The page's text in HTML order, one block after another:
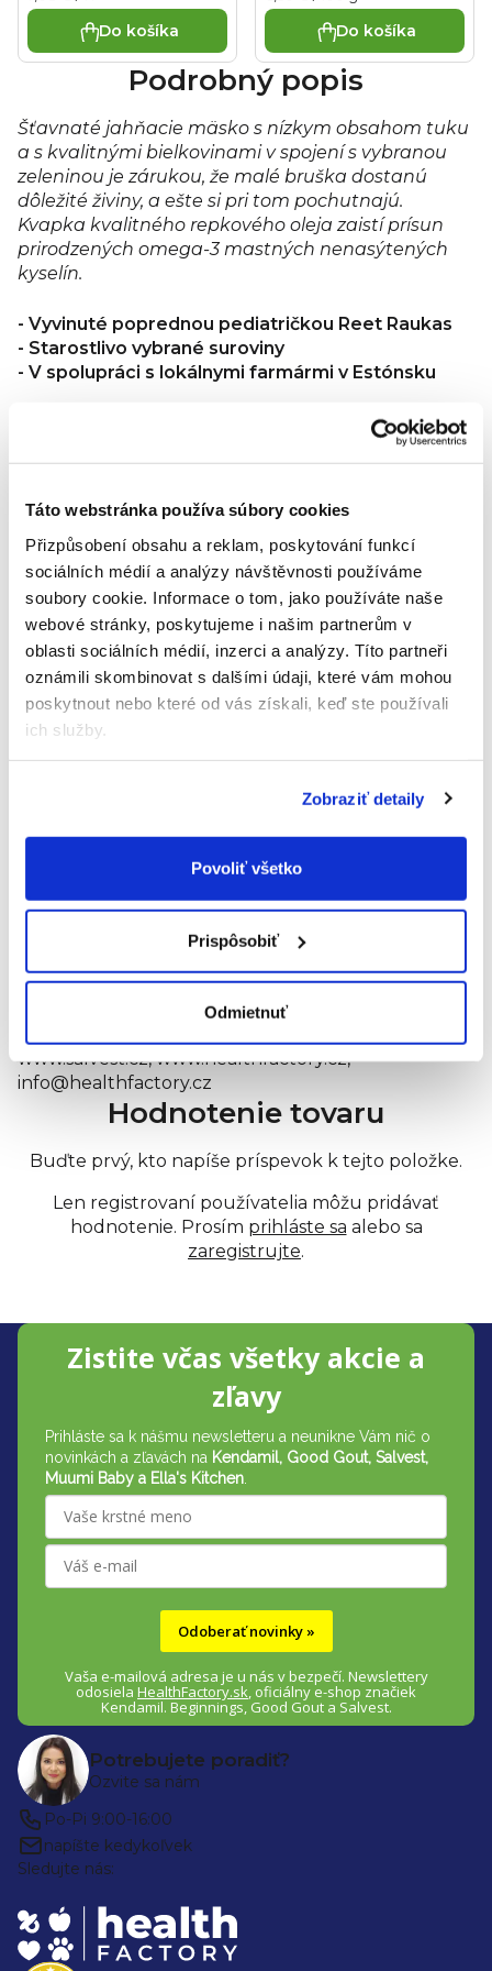
Táto webstránka používa súbory cookies
Přizpůsobení obsahu a reklam, poskytování funkcí
sociálních médií a analýzy návštěvnosti používáme
soubory cookie. Informace o tom, jako používáte naše
webové stránky, poskytujeme i našim partnerům v
oblasti sociálních médií, inzerci a analýzy. Títo partneři
oznámili skombinovat s dalšími údaji, které vám mohou
poskytnout nebo které od vás získali, keď ste používali
ich služby.
Zobraziť detaily
Povoliť všetko
Prispôsobiť
Odmietnuť
Minimálna trvanlivosť do: viď zadná strana obalu. Výrobca:
AS Salvest, Aruküla tee 3, 51017, Tartu, Estónsko.
Distribútor:Health Academy, s. r. o., Zbraslavská 22/49,
Praha 5, 159 00, Česká republika, www.salvest.cz
cena:
Do košíka
cena:
Do košíka
Podrobný popis
Šťavnaté jahňacie mäsko s nízkym obsahom tuku
a s kvalitnými bielkovinami v spojení s vybranou
zeleninou je zárukou, že malé bruška dostanú
dôležité živiny, a ešte si pri tom pochutnajú.
Kvapka kvalitného repkového oleja zaistí prísun
prirodzených omega-3 mastných nenasýtených
kyselín.
- Vyvinuté poprednou pediatričkou Reet Raukas
- Starostlivo vybrané suroviny
- V spolupráci s lokálnymi farmármi v Estónsku
Pri otvorení musí viečko
klapnúť. Príkrm alebo porciu ohrejte na 40 °C a
teplotu.
Zloženie:*mrkva, voda, *zemiaky, *hrášok, *jahňacie
mäso (9 %), *karfiol, *ryža, *repkový olej. Zelenina 61
%. *z ekologického poľnohospodárstva.
Výživové údaje na 100 g: Energia 309 kJ / 74 kcal;
tuk 3,0 g, z toho nasýtené mastné kyseliny 0,6 g;
sacharidy 7,9 g, z toho cukry 2,8 g;, bielkoviny 3,1 g;
soľ 0,04 g.
Dôležité upozornenie:Zeleninovo-mäsový príkrm.
Potravina na zvláštne výživové účely pre deti od
Skladovanie:Skladujte pri izbovej teplote.
Neohriatu časť uchovávajte v uzavretom pohári a
viď zadná strana obalu.
Estónsko.
Health Academy, s. r. o., Zbraslavská
www.salvest.cz, www.healthfactory.cz,
info@healthfactory.cz
Hodnotenie tovaru
Buďte prvý, kto napíše príspevok k tejto položke.
Len registrovaní používatelia môžu pridávať
hodnotenie. Prosím prihláste sa alebo sa
zaregistrujte.
Z
Zistite včas všetky akcie a
zľavy
Prihláste sa k nášmu newsletteru a neunikne Vám nič o
novinkách a zľavách na Kendamil, Good Gout, Salvest,
Muumi Baby a Ella's Kitchen
Odoberať novinky »
Vaša e-mailová adresa je u nás v bezpečí. Newslettery
odosiela HealthFactory.sk, oficiálnye-shop značiek
Kendamil. Beginnings, Good Gout a Salvest.
Potrebujete poradiť?
Ozvite sa nám
Po-Pi 9:00-16:00
napíšte kedykoľvek
Sledujte nás: